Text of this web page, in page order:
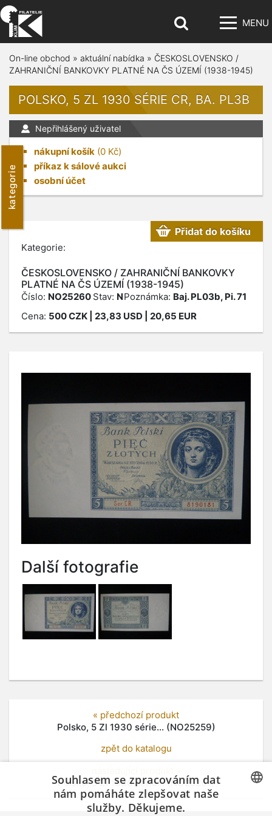
MENU
kategorie
On-line obchod » aktuální nabídka » ČESKOSLOVENSKO /
ZAHRANIČNÍ BANKOVKY PLATNÉ NA ČS ÚZEMÍ (1938-1945)
POLSKO, 5 ZL 1930 SÉRIE CR, BA. PL3B
Nepřihlášený uživatel
nákupní košík (0 Kč)
příkaz k sálové aukci
osobní účet
Kategorie:
ČESKOSLOVENSKO / ZAHRANIČNÍ BANKOVKY
PLATNÉ NA ČS ÚZEMÍ (1938-1945)
Přidat do košíku
Číslo: NO25260 Stav: NPoznámka: Baj. PL03b, Pi. 71
Cena: 500CZK | 23,83 USD | 20,65 EUR
Další fotografie
« předchozí produkt
Polsko, 5 Zl 1930 série... (NO25259)
zpět do katalogu
Polsko, 5 Zl 1930 série... (NO25261)
Souhlasem se zpracováním dat
nám pomáháte zlepšovat naše
služby. Děkujeme.